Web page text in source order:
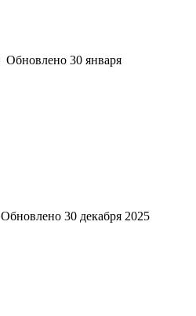
Обновлено 30 января
Обновлено 30 декабря 2025